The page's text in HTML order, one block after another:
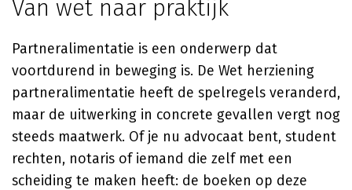
Van wet naar praktijk
Partneralimentatie is een onderwerp dat
voortdurend in beweging is. De Wet herziening
partneralimentatie heeft de spelregels veranderd,
maar de uitwerking in concrete gevallen vergt nog
steeds maatwerk. Of je nu advocaat bent, student
rechten, notaris of iemand die zelf met een
scheiding te maken heeft: de boeken op deze